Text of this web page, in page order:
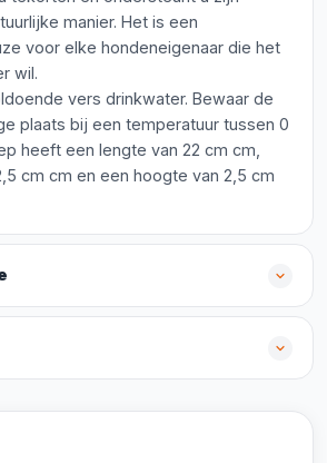
manier. Het is een
voor elke hondeneigenaar die het
wil.
vers drinkwater. Bewaar de
plaats bij een temperatuur tussen 0
heeft een lengte van 22 cm cm,
cm cm en een hoogte van 2,5 cm